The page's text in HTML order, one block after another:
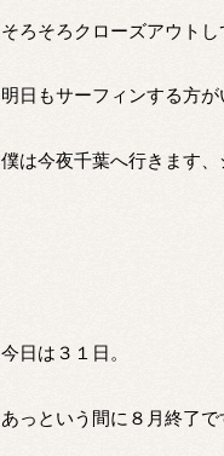
そろそろクローズアウトし
明日もサーフィンする方
僕は今夜千葉へ行きます、
今日は３１日。
あっという間に８月終了で